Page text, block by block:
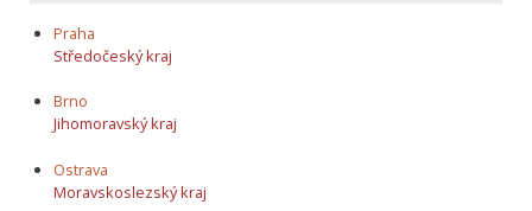
Praha
Středočeský kraj
Brno
Jihomoravský kraj
Ostrava
Moravskoslezský kraj